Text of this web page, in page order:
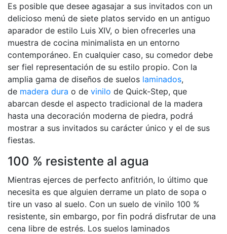
Es posible que desee agasajar a sus invitados con un
delicioso menú de siete platos servido en un antiguo
aparador de estilo Luis XIV, o bien ofrecerles una
muestra de cocina minimalista en un entorno
contemporáneo. En cualquier caso, su comedor debe
ser fiel representación de su estilo propio. Con la
amplia gama de diseños de suelos laminados,
de madera dura o de vinilo de Quick-Step, que
abarcan desde el aspecto tradicional de la madera
hasta una decoración moderna de piedra, podrá
mostrar a sus invitados su carácter único y el de sus
fiestas.
100 % resistente al agua
Mientras ejerces de perfecto anfitrión, lo último que
necesita es que alguien derrame un plato de sopa o
tire un vaso al suelo. Con un suelo de vinilo 100 %
resistente, sin embargo, por fin podrá disfrutar de una
cena libre de estrés. Los suelos laminados